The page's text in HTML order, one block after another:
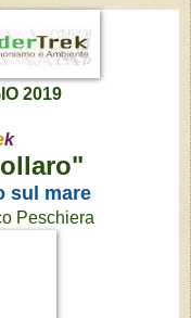
2019
k
sul mare
Peschiera